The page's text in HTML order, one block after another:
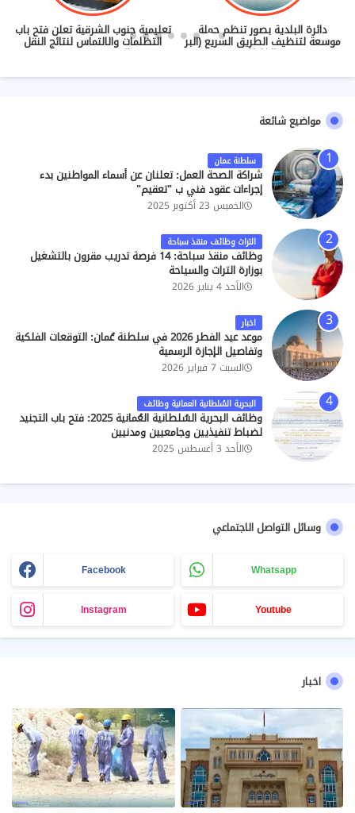
دائرة البلدية بصور تنظم حملة
موسعة لتنظيف الطريق السريع (البر
- الغليلة)
تعليمية جنوب الشرقية تعلن فتح باب
التظلمات والالتماس لنتائج النقل
والندب (2026/2027)
مواضيع شائعة
سلطنة عمان
شراكة الصحة العمل: تعلنان عن أسماء المواطنين بدء
إجراءات عقود فني ب "تعقيم"
الخميس 23 أكتوبر 2025
التراث وظائف منقذ سباحة
وظائف منقذ سباحة: 14 فرصة تدريب مقرون بالتشغيل
بوزارة التراث والسياحة
الأحد 4 يناير 2026
اخبار
موعد عيد الفطر 2026 في سلطنة عُمان: التوقعات الفلكية
وتفاصيل الإجازة الرسمية
السبت 7 فبراير 2026
البحرية السُلطانية العمانية وظائف
وظائف البحرية السُلطانية العُمانية 2025: فتح باب التجنيد
لضباط تنفيذيين وجامعيين ومدنيين
الأحد 3 أغسطس 2025
وسائل التواصل الاجتماعي
Facebook Whatsapp
Instagram Youtube
اخبار